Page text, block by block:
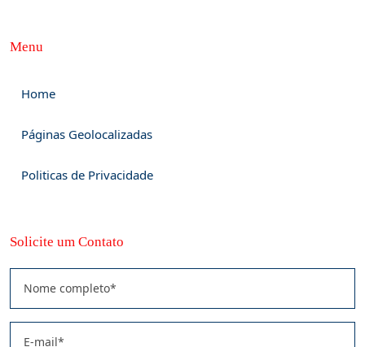
Menu
Home
Páginas Geolocalizadas
Politicas de Privacidade
Solicite um Contato